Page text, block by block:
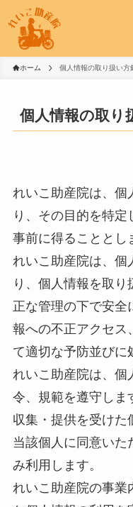
ホーム 個人情報の取り扱い方
個人情報の取り
れいこ助産院は、個
り、その目的を特
事前に得ることとし
れいこ助産院は、個
り、個人情報を取
正な管理の下で安全
報への不正アクセス
て適切な予防並びに
れいこ助産院は、個
令、規範を遵守しま
収集・提供を受けた
当該個人に同意いた
み利用します。
れいこ助産院の事業